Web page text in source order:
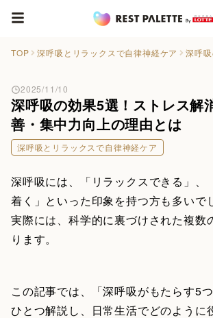
TOP 深呼吸とリラックスで自律神経ケア 深呼
深呼吸の効果5選！ストレス解
善・集中力向上の理由とは
2025/11/10
深呼吸とリラックスで自律神経ケア
深呼吸には、「リラックスできる」、
着く」といった印象を持つ方も多いで
実際には、科学的に裏づけされた複数
ります。
この記事では、「深呼吸がもたらす5
ひとつ解説し、日常生活でどのように